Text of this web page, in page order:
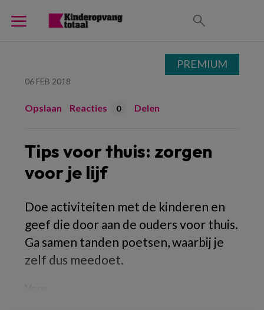
06 FEB 2018
Opslaan Reacties 0 Delen
Tips voor thuis: zorgen
voor je lijf
Doe activiteiten met de kinderen en
geef die door aan de ouders voor thuis.
Ga samen tanden poetsen, waarbij je
zelf dus meedoet.
PREMIUM